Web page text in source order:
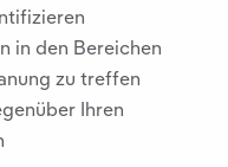
in den Bereichen
zu treffen
Ihren